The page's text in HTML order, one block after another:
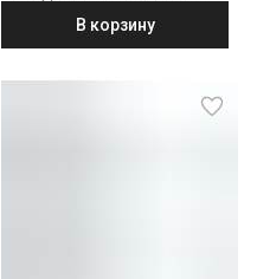
серебристыйВ корзину